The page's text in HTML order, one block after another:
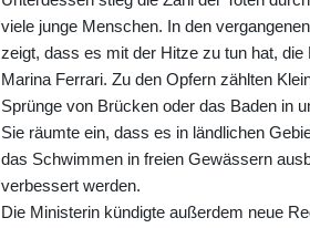
viele junge Menschen. In den
zeigt, dass es mit der Hitze zu tun hat,
Marina Ferrari. Zu den Opfern zählten
Sprünge von Brücken oder das Baden in
Sie räumte ein, dass es in ländlichen
das Schwimmen in freien Gewässern
verbessert werden.
Die Ministerin kündigte außerdem neue